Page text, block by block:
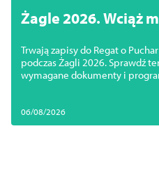
Żagle 2026. Wciąż
Trwają zapisy do Regat o
podczas Żagli 2026. Sprawdź
wymagane dokumenty i
06/08/2026